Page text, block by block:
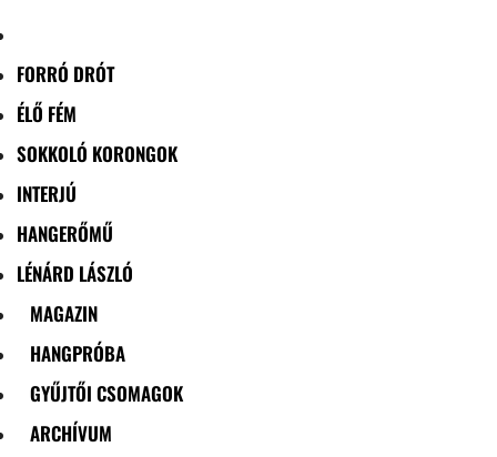
FORRÓ DRÓT
ÉLŐ FÉM
SOKKOLÓ KORONGOK
INTERJÚ
HANGERŐMŰ
LÉNÁRD LÁSZLÓ
MAGAZIN
HANGPRÓBA
GYŰJTŐI CSOMAGOK
ARCHÍVUM